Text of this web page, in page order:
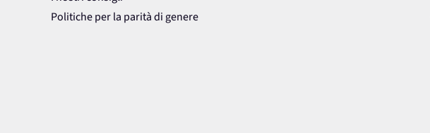
Politiche per la parità di genere